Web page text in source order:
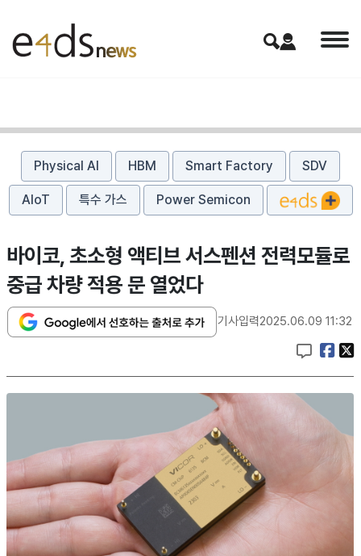
Physical AI HBM Smart Factory SDV
AIoT 특수 가스 Power Semicon
바이코, 초소형 액티브 서스펜션 전력모듈로
중급 차량 적용 문 열었다
기사입력2025.06.09 11:32